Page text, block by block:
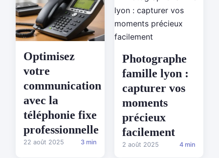
Optimisez
votre
communication
avec la
téléphonie fixe
professionnelle
22 août 2025 3 min
Photographe
famille lyon :
capturer vos
moments
précieux
facilement
2 août 2025 4 min